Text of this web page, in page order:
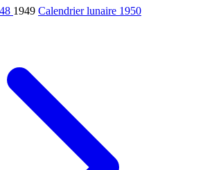
1949 Calendrier lunaire 1950